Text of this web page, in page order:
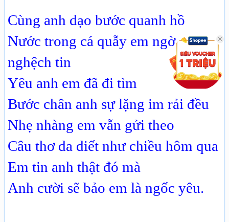
Cùng anh dạo bước quanh hồ
Nước trong cá quẫy em ngờ
nghệch tin
Yêu anh em đã đi tìm
Bước chân anh sự lặng im rải đều
Nhẹ nhàng em vẫn gửi theo
Câu thơ da diết như chiều hôm qua
Em tin anh thật đó mà
Anh cười sẽ bảo em là ngốc yêu.